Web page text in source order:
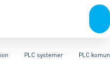
Forgreningsmateriel
PLC systemerog softstartere
PLC
modulPLC strømforsyning